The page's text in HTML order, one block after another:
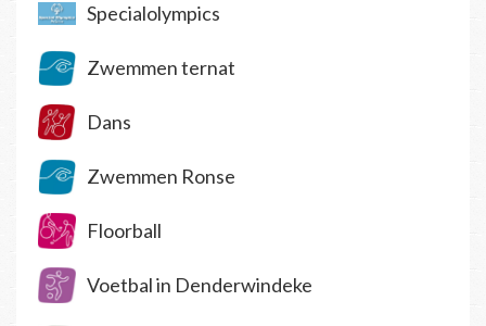
Specialolympics
Zwemmen ternat
Dans
Zwemmen Ronse
Floorball
Voetbal in Denderwindeke